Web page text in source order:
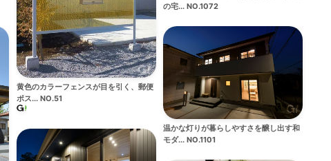
の宅... NO.1072
黄色のカラーフェンスが目を引く、郵便
ポス... NO.51
温かな灯りが暮らしやすさを醸し出す和
モダ... NO.1101